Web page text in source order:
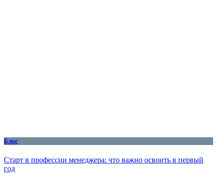
Блог
Старт в профессии менеджера: что важно освоить в первый
год